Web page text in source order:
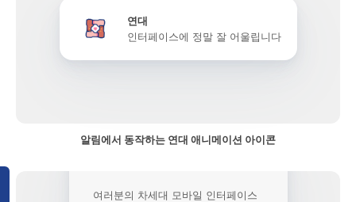
연대
인터페이스에 정말 잘 어울립니다
알림에서 동작하는 연대 애니메이션 아이콘
여러분의 차세대 모바일 인터페이스